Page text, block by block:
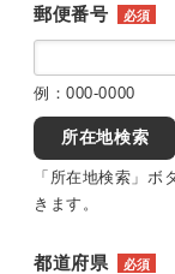
郵便番号 必須
例：000-0000
所在地検索
「所在地検索」
きます。
都道府県 必須